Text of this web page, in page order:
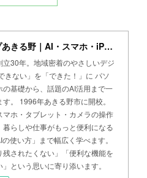
パソコープあきる野｜AI・スマホ・iPad・パソコン教室
立30年。地域密着のやさしいデジ
きない」を「できた！」に パソ
の基礎から、話題のAI活用まで一
。 1996年あきる野市に開校。
マホ・タブレット・カメラの操作
暮らしや仕事がもっと便利になる
の使い方」まで幅広く学べます。
残されたくない」「便利な機能を
という思いに寄り添います。